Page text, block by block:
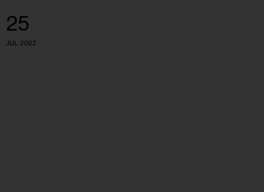
25
JUL 2022